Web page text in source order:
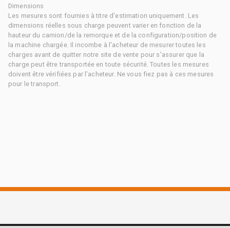
Dimensions
Les mesures sont fournies à titre d'estimation uniquement. Les
dimensions réelles sous charge peuvent varier en fonction de la
hauteur du camion/de la remorque et de la configuration/position de
la machine chargée. Il incombe à l'acheteur de mesurer toutes les
charges avant de quitter notre site de vente pour s'assurer que la
charge peut être transportée en toute sécurité. Toutes les mesures
doivent être vérifiées par l'acheteur. Ne vous fiez pas à ces mesures
pour le transport.